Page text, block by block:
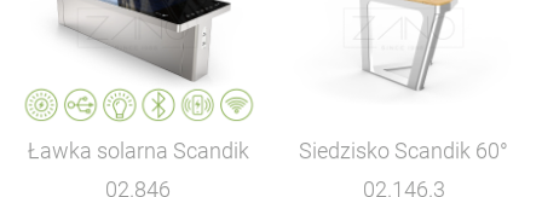
Ławka solarna Scandik
02.846
Siedzisko Scandik 60°
02.146.3